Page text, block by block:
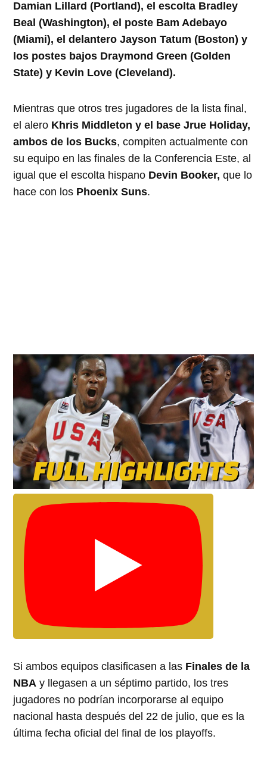
Damian Lillard (Portland), el escolta Bradley
Beal (Washington), el poste Bam Adebayo
(Miami), el delantero Jayson Tatum (Boston) y
los postes bajos Draymond Green (Golden
State) y Kevin Love (Cleveland).
Mientras que otros tres jugadores de la lista final,
el alero Khris Middleton y el base Jrue Holiday,
ambos de los Bucks, compiten actualmente con
su equipo en las finales de la Conferencia Este, al
igual que el escolta hispano Devin Booker, que lo
hace con los Phoenix Suns.
Si ambos equipos clasificasen a las Finales de la
NBA y llegasen a un séptimo partido, los tres
jugadores no podrían incorporarse al equipo
nacional hasta después del 22 de julio, que es la
última fecha oficial del final de los playoffs.